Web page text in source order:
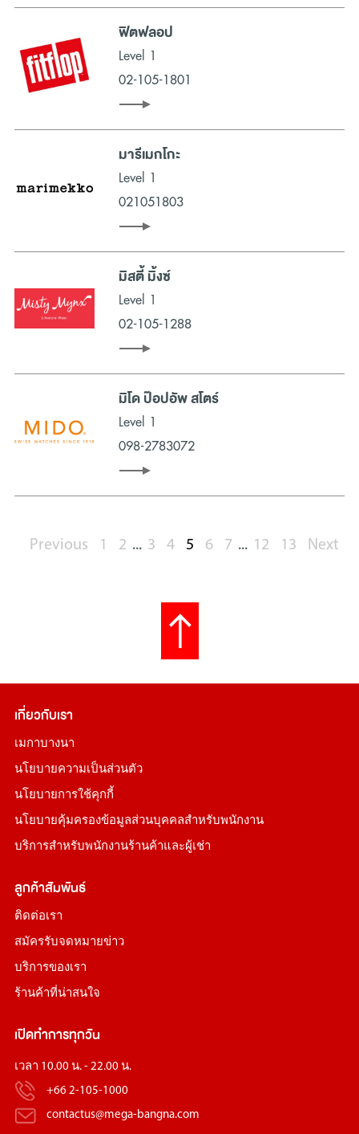
ฟิตฟลอป
Level 1
02-105-1801
มารีเมกโกะ
Level 1
021051803
มิสตี้ มิ้งซ์
Level 1
02-105-1288
มิโด ป๊อปอัพ สโตร์
Level 1
098-2783072
Previous 1 2 ... 3 4 5 6 7 ... 12 13 Next
เกี่ยวกับเรา
เมกาบางนา
นโยบายความเป็นส่วนตัว
นโยบายการใช้คุกกี้
นโยบายคุ้มครองข้อมูลส่วนบุคคลสำหรับพนักงาน
บริการสำหรับพนักงานร้านค้าและผู้เช่า
ลูกค้าสัมพันธ์
ติดต่อเรา
สมัครรับจดหมายข่าว
บริการของเรา
ร้านค้าที่น่าสนใจ
เปิดทำการทุกวัน
เวลา 10.00 น. - 22.00 น.
+66 2-105-1000
contactus@mega-bangna.com